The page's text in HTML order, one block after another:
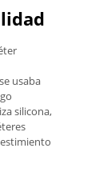
usaba
silicona,